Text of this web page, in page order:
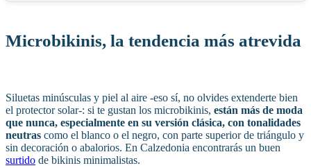
Microbikinis, la tendencia más atrevida
Siluetas minúsculas y piel al aire -eso sí, no olvides extenderte bien
el protector solar-: si te gustan los microbikinis, están más de moda
que nunca, especialmente en su versión clásica, con tonalidades
neutras como el blanco o el negro, con parte superior de triángulo y
sin decoración o abalorios. En Calzedonia encontrarás un buen
surtido de bikinis minimalistas.